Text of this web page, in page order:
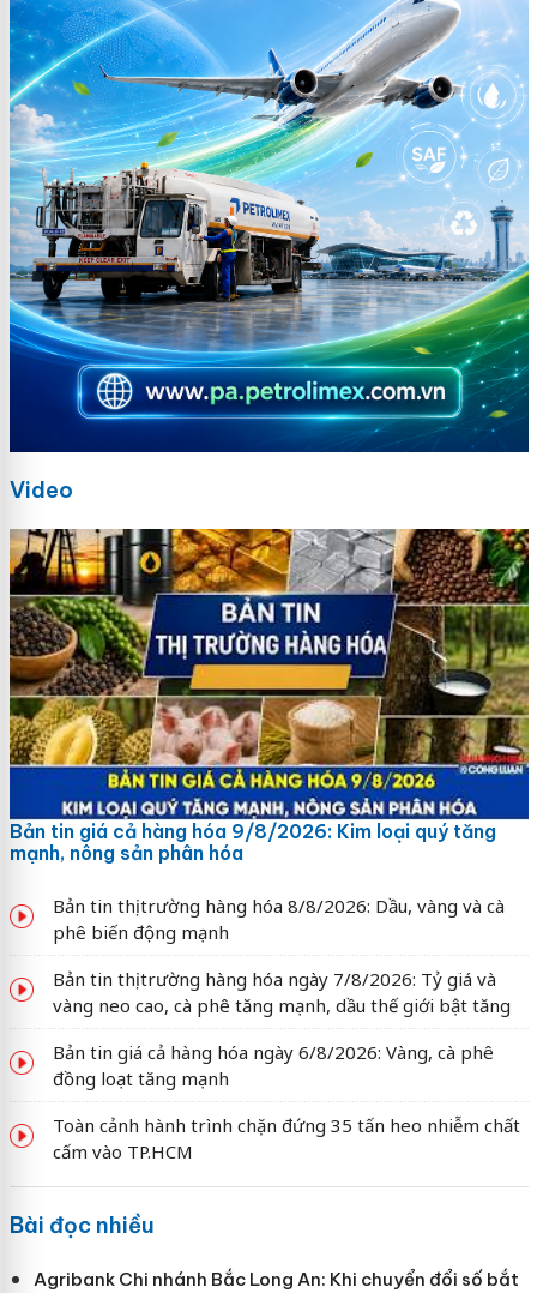
Video
Bản tin giá cả hàng hóa 9/8/2026: Kim loại quý tăng
mạnh, nông sản phân hóa
Bản tin thị trường hàng hóa 8/8/2026: Dầu, vàng và cà
phê biến động mạnh
Bản tin thị trường hàng hóa ngày 7/8/2026: Tỷ giá và
vàng neo cao, cà phê tăng mạnh, dầu thế giới bật tăng
Bản tin giá cả hàng hóa ngày 6/8/2026: Vàng, cà phê
đồng loạt tăng mạnh
Toàn cảnh hành trình chặn đứng 35 tấn heo nhiễm chất
cấm vào TP.HCM
Bài đọc nhiều
Agribank Chi nhánh Bắc Long An: Khi chuyển đổi số bắt